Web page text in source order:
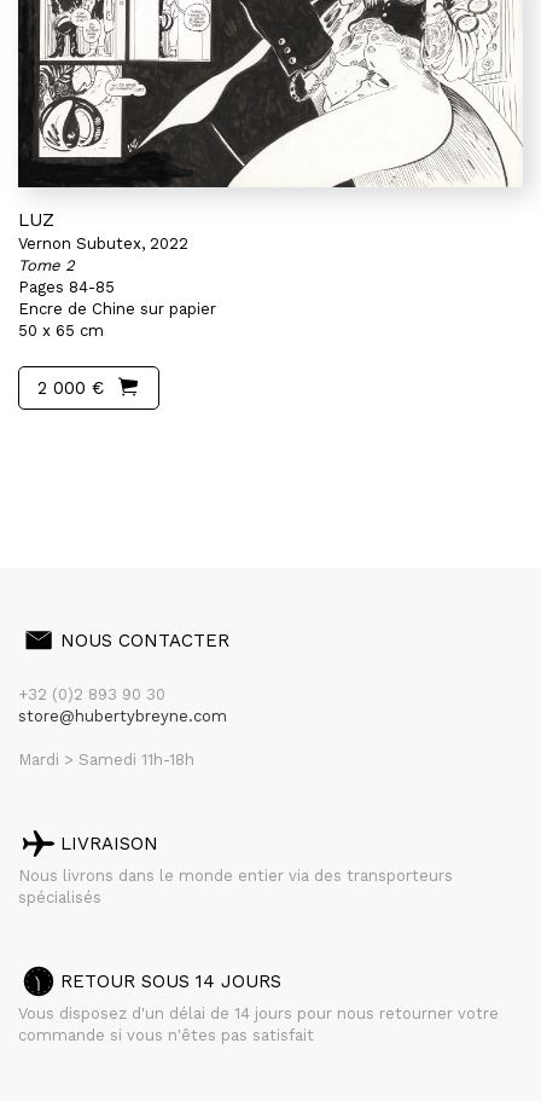
LUZ
Vernon Subutex, 2022
Tome 2
Pages 84-85
Encre de Chine sur papier
50 x 65 cm
2 000 €
NOUS CONTACTER
+32 (0)2 893 90 30
store@hubertybreyne.com
Mardi > Samedi 11h-18h
LIVRAISON
Nous livrons dans le monde entier via des transporteurs
spécialisés
RETOUR SOUS 14 JOURS
Vous disposez d'un délai de 14 jours pour nous retourner votre
commande si vous n'êtes pas satisfait